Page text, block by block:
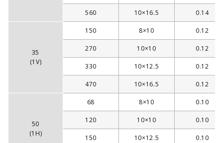
560 10×16.5 0.14
35
(1V)
150 8×10 0.12
270 10×10 0.12
330 10×12.5 0.12
470 10×16.5 0.12
50
(1H)
68 8×10 0.10
120 10×10 0.10
150 10×12.5 0.10